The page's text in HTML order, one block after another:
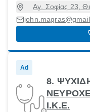
Αγ. Σοφίας 23,
Ad
8.
Ι.Κ.Ε.